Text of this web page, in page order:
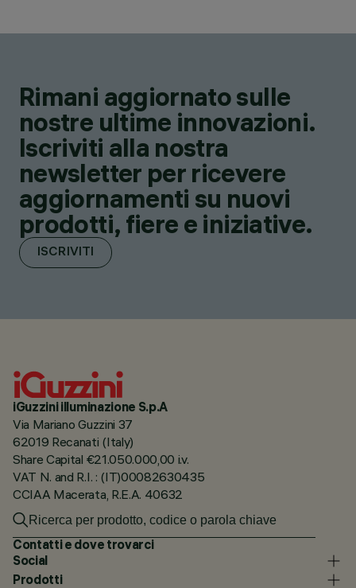
Rimani aggiornato sulle
nostre ultime innovazioni.
Iscriviti alla nostra
newsletter per ricevere
aggiornamenti su nuovi
prodotti, fiere e iniziative.
ISCRIVITI
iGuzzini illuminazione S.p.A
Via Mariano Guzzini 37
62019 Recanati (Italy)
Share Capital €21.050.000,00 i.v.
VAT N. and R.I. : (IT)00082630435
CCIAA Macerata, R.E.A. 40632
Contatti e dove trovarci
Social
Prodotti